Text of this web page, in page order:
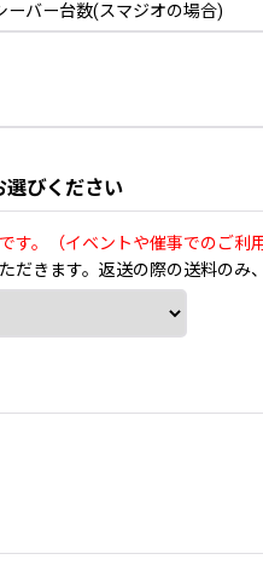
バー台数(スマジオの場合)
選びください
。（イベントや催事でのご利
だきます。返送の際の送料の